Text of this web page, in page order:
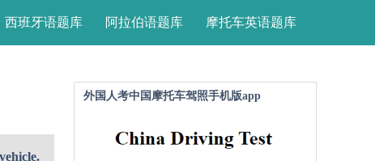
西班牙语题库 阿拉伯语题库 摩托车英语题库
外国人考中国摩托车驾照手机版app